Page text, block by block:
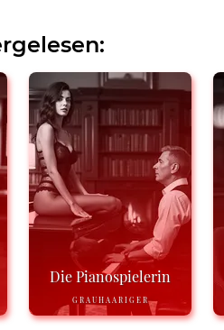
Die Pianospielerin
GRAUHAARIGER